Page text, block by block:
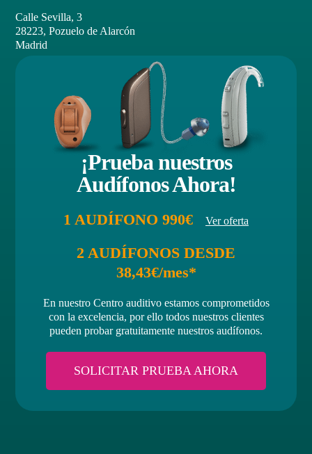
Calle Sevilla, 3
28223, Pozuelo de Alarcón
Madrid
¡Prueba nuestros
Audífonos Ahora!
1 AUDÍFONO 990€ Ver oferta
2 AUDÍFONOS DESDE
38,43€/mes*
En nuestro Centro auditivo estamos comprometidos
con la excelencia, por ello todos nuestros clientes
pueden probar gratuitamente nuestros audífonos.
SOLICITAR PRUEBA AHORA